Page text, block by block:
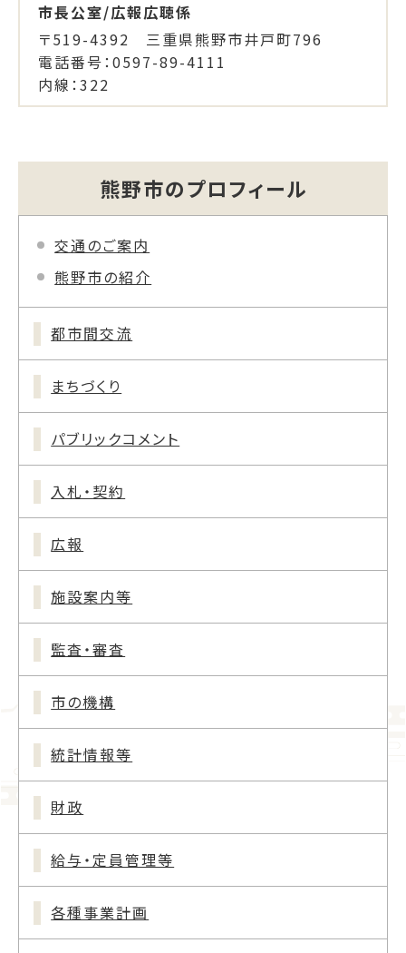
市長公室/広報広聴係
〒519-4392 三重県熊野市井戸町796
電話番号：0597-89-4111
内線：322
熊野市のプロフィール
交通のご案内
熊野市の紹介
都市間交流
まちづくり
パブリックコメント
入札・契約
広報
施設案内等
監査・審査
市の機構
統計情報等
財政
給与・定員管理等
各種事業計画